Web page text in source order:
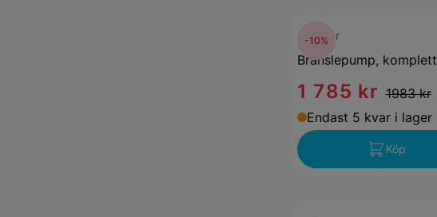
mekster
Bränslepump, komplett
1 785 kr 1983 kr
-10%
Endast 5 kvar i lager
Köp